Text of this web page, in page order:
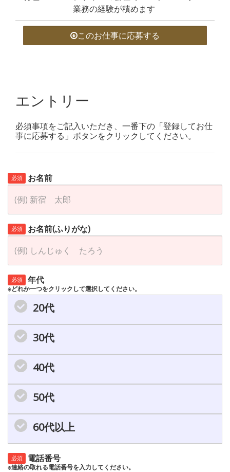
業務の経験が積めます
このお仕事に応募する
エントリー
必須事項をご記入いただき、一番下の「登録してお仕
事に応募する」ボタンをクリックしてください。
必須 お名前
必須 お名前(ふりがな)
必須 年代
※どれか一つをクリックして選択してください。
20代
30代
40代
50代
60代以上
必須 電話番号
※連絡の取れる電話番号を入力してください。